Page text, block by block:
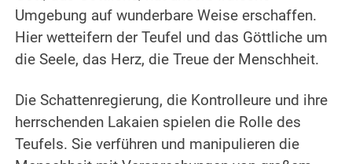
Umgebung auf wunderbare Weise erschaffen.
Hier wetteifern der Teufel und das Göttliche um
die Seele, das Herz, die Treue der Menschheit.
Die Schattenregierung, die Kontrolleure und ihre
herrschenden Lakaien spielen die Rolle des
Teufels. Sie verführen und manipulieren die